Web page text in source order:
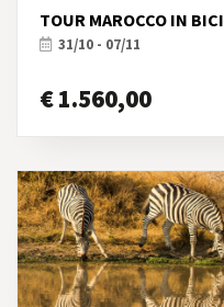
TOUR MAROCCO IN BICI
31/10 - 07/11
€ 1.560,00